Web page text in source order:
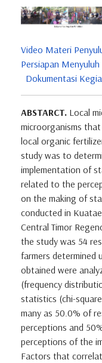
Video Materi
Persiapan Menyuluh
Dokumentasi
ABSTARCT. Local
microorganisms
local organic
study was to
implementation of
related to the
on the making of
conducted in
Central Timor
the study was 54
farmers determined
obtained were
(frequency
statistics (chi-
many as 50.0% of
perceptions and
perceptions of the
Factors that